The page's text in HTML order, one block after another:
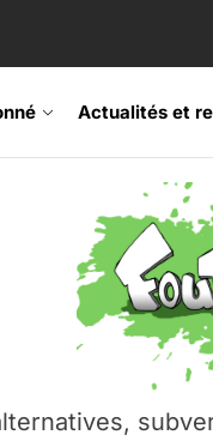
Actualités et
Frisson Fripon –
Festival –
– Ŝtono, un livre
contre